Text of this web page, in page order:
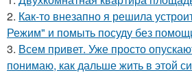
2. Как-то внезапно я решила
Режим" и помыть посуду без
3. Всем привет. Уже просто
понимаю, как дальше жить в этой